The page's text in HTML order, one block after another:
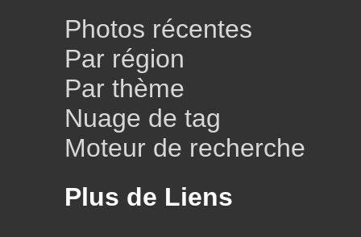
Photos récentes
Par région
Par thème
Nuage de tag
Moteur de recherche
Plus de Liens